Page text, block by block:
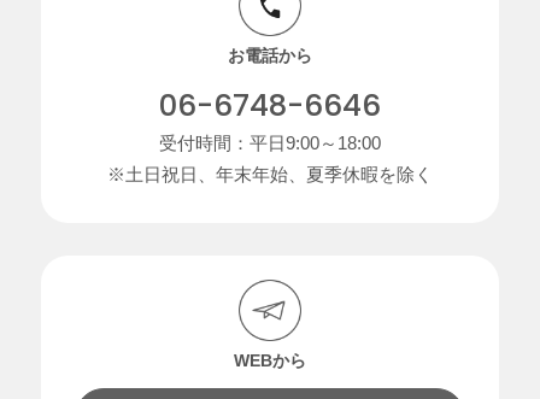
お電話から
06-6748-6646
受付時間：平日9:00～18:00
※土日祝日、年末年始、夏季休暇を除く
WEBから